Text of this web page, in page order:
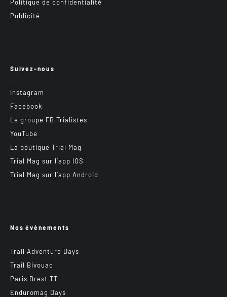
Politique de confidentialité
Publicité
Suivez-nous
Instagram
Facebook
Le groupe FB Trialistes
YouTube
La boutique Trial Mag
Trial Mag sur l’app IOS
Trial Mag sur l’app Android
Nos événements
Trail Adventure Days
Trail Bivouac
Paris Brest TT
Enduromag Days